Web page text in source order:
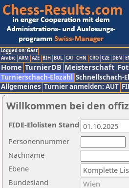
Logged on: Gast
Arabic ARM AZE BIH BUL CAT CHN CRO CZE DEN
Home TurnierDB Meisterschaft
Turnierschach-Elozahl Schnellschach-
Allgemeines Turnier anmelden: AUT
Willkommen bei den
Nachname
Ebene
Personennummer
Bundesland
FIDE-Elolisten Stand